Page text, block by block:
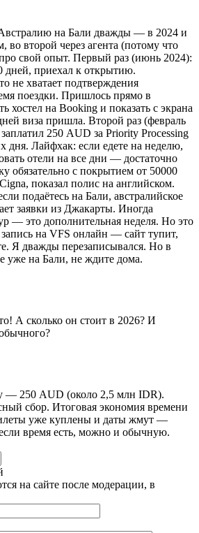
на Бали дважды — в 2024 и
во второй через агента (потому что
свой опыт. Первый раз (июнь 2024):
дней, приехал к открытию.
не хватает подтверждения
поездки. Пришлось прямо в
хостел на Booking и показать с экрана
виза пришла. Второй раз (февраль
250 AUD за Priority Processing
дня. Лайфхак: если едете на неделю,
отели на все дни — достаточно
обязательно с покрытием от 50000
показал полис на английском.
подаётесь на Бали, австралийское
заявки из Джакарты. Иногда
— это дополнительная неделя. Но это
на VFS онлайн — сайт тупит,
Я дважды перезаписывался. Но в
уже на Бали, не ждите дома.
А сколько он стоит в 2026? И
— 250 AUD (около 2,5 млн IDR).
сбор. Итоговая экономия времени
уже куплены и даты жмут —
время есть, можно и обычную.
на сайте после модерации, в